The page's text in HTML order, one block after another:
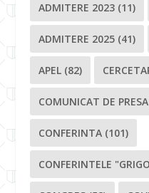
ADMITERE 2023 (11)
ADMITERE 2025 (41)
APEL (82)
COMUNICAT DE PRESA
CONFERINTA (101)
CONFERINTELE